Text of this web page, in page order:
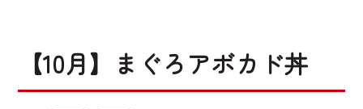
グループ一覧
採用情報
【10月】まぐろアボカド丼